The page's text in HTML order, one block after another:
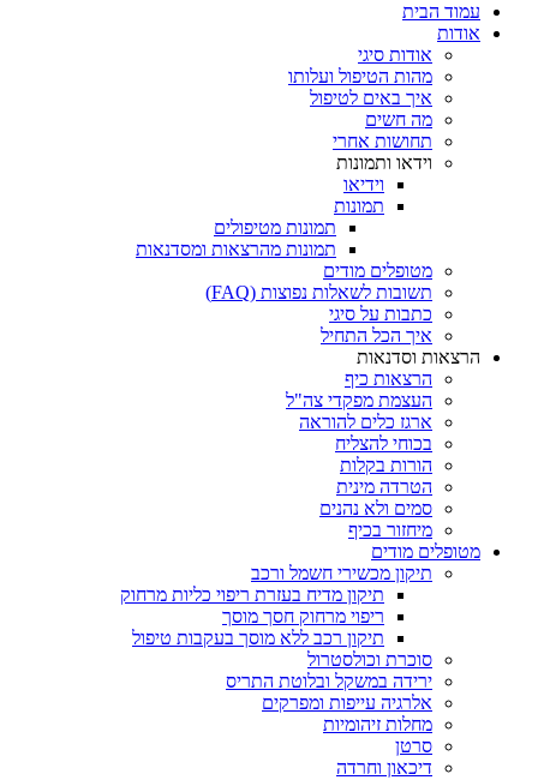
עמוד הבית
אודות
אודות סיגי
מהות הטיפול ועלותו
איך באים לטיפול
מה חשים
תחושות אחרי
וידאו ותמונות
וידיאו
תמונות
תמונות מטיפולים
תמונות מהרצאות ומסדנאות
מטופלים מודים
תשובות לשאלות נפוצות (FAQ)
כתבות על סיגי
איך הכל התחיל
הרצאות וסדנאות
הרצאות כיף
העצמת מפקדי צה"ל
ארגז כלים להוראה
בכוחי להצליח
הורות בקלות
הטרדה מינית
סמים ולא נהנים
מיחזור בכיף
מטופלים מודים
תיקון מכשירי חשמל ורכב
תיקון מדיח בעזרת ריפוי כליות מרחוק
ריפוי מרחוק חסך מוסך
תיקון רכב ללא מוסך בעקבות טיפול
סוכרת וכולסטרול
ירידה במשקל ובלוטת התריס
אלרגיה עייפות ומפרקים
מחלות זיהומיות
סרטן
דיכאון וחרדה